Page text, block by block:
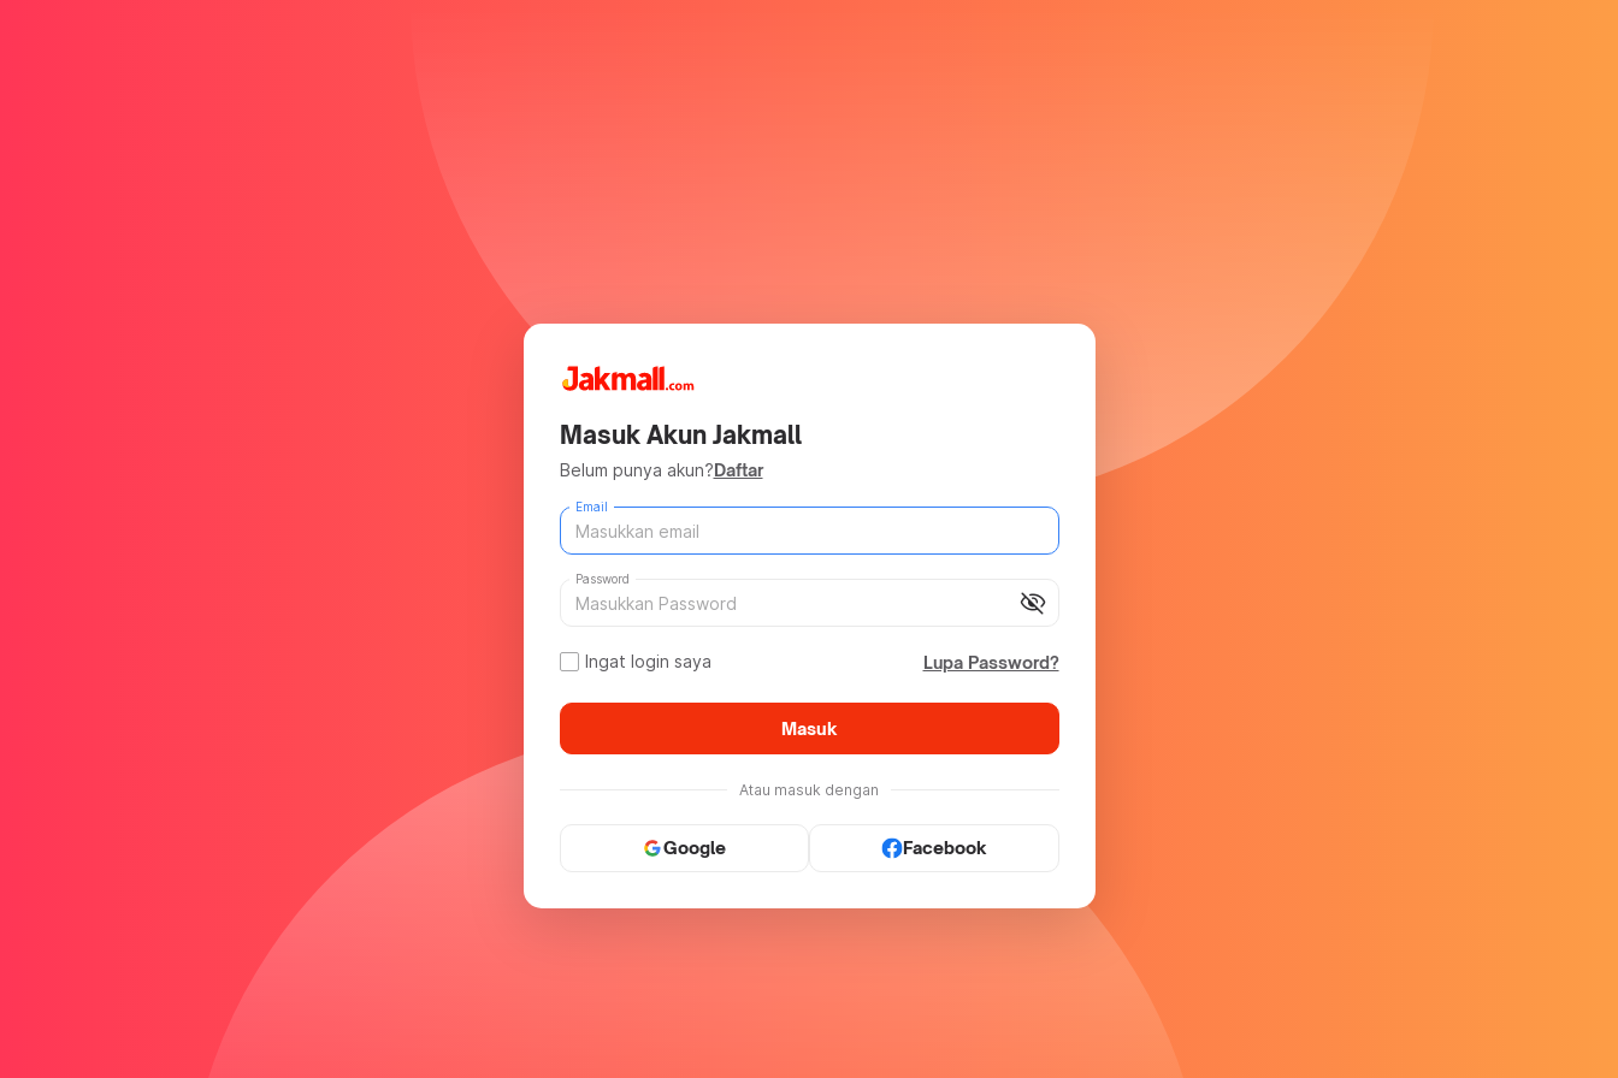
Masuk Akun Jakmall
Belum punya akun?Daftar
Email
visibility_off
Password
Ingat login saya Lupa Password?
Masuk
Atau masuk dengan
Google Facebook